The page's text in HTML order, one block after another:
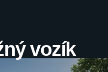
vozík